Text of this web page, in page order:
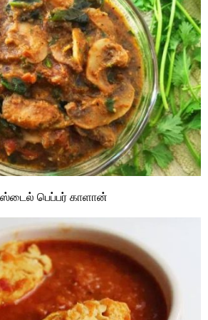
ஸ்டைல் பெப்பர் காளான்